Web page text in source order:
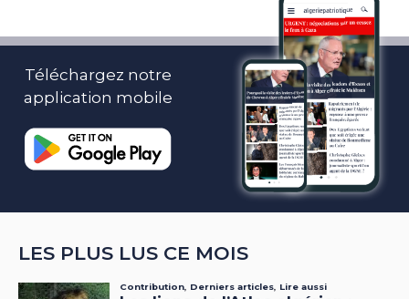
Téléchargez notre
application mobile
LES PLUS LUS CE MOIS